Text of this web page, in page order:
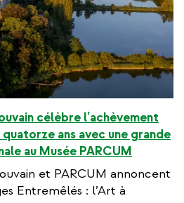
célèbre l’achèvement
ans avec une grande
au Musée PARCUM
et PARCUM annoncent
Entremêlés : l’Art à